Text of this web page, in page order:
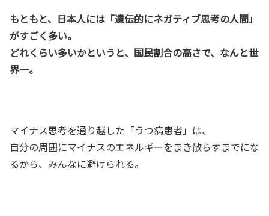
もともと、日本人には「遺伝的にネガティブ思考の人間」
がすごく多い。
どれくらい多いかというと、国民割合の高さで、なんと世
界一。
マイナス思考を通り越した「うつ病患者」は、
自分の周囲にマイナスのエネルギーをまき散らすまでにな
るから、みんなに避けられる。